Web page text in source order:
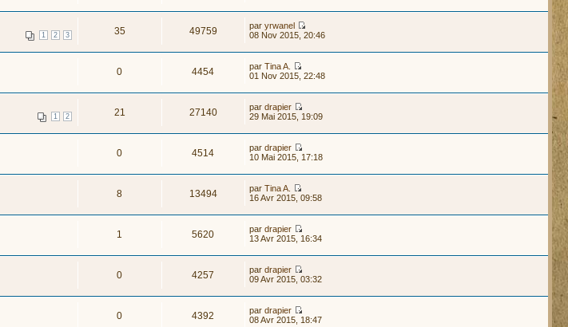
1 2 3 35 49759 paryrwanel
08 Nov 2015, 20:46
0 4454 parTina A.
01 Nov 2015, 22:48
1 2 21 27140 pardrapier
29 Mai 2015, 19:09
0 4514 pardrapier
10 Mai 2015, 17:18
8 13494 parTina A.
16 Avr 2015, 09:58
1 5620 pardrapier
13 Avr 2015, 16:34
0 4257 pardrapier
09 Avr 2015, 03:32
0 4392 pardrapier
08 Avr 2015, 18:47